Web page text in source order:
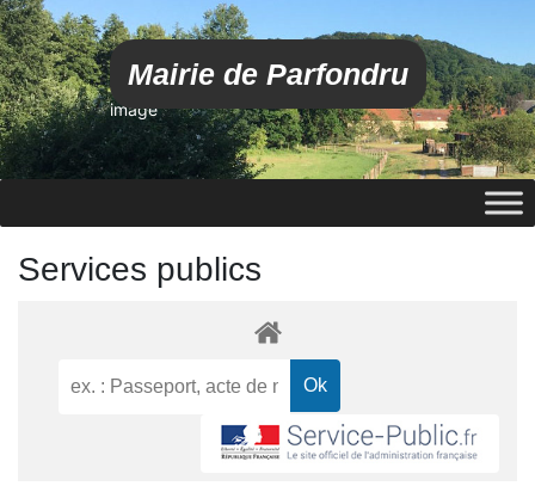
Mairie de Parfondru
image
Services publics